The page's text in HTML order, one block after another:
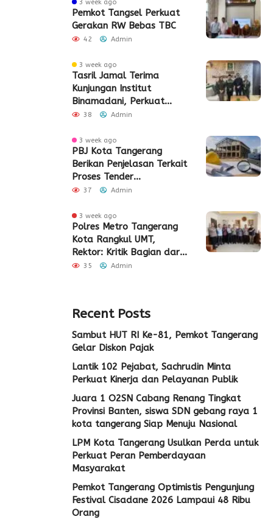
3 week ago
Pemkot Tangsel Perkuat
Gerakan RW Bebas TBC
42 Admin
3 week ago
Tasril Jamal Terima
Kunjungan Institut
Binamadani, Perkuat
Sinergi Bangun SDM Kota
38 Admin
3 week ago
PBJ Kota Tangerang
Berikan Penjelasan Terkait
Proses Tender
Pembangunan Eks Pabrik
37 Admin
3 week ago
Polres Metro Tangerang
Kota Rangkul UMT,
Rektor: Kritik Bagian dari
Demokrasi
35 Admin
Recent Posts
Sambut HUT RI Ke-81, Pemkot Tangerang
Gelar Diskon Pajak
Lantik 102 Pejabat, Sachrudin Minta
Perkuat Kinerja dan Pelayanan Publik
Juara 1 O2SN Cabang Renang Tingkat
Provinsi Banten, siswa SDN gebang raya 1
kota tangerang Siap Menuju Nasional
LPM Kota Tangerang Usulkan Perda untuk
Perkuat Peran Pemberdayaan
Masyarakat
Pemkot Tangerang Optimistis Pengunjung
Festival Cisadane 2026 Lampaui 48 Ribu
Orang